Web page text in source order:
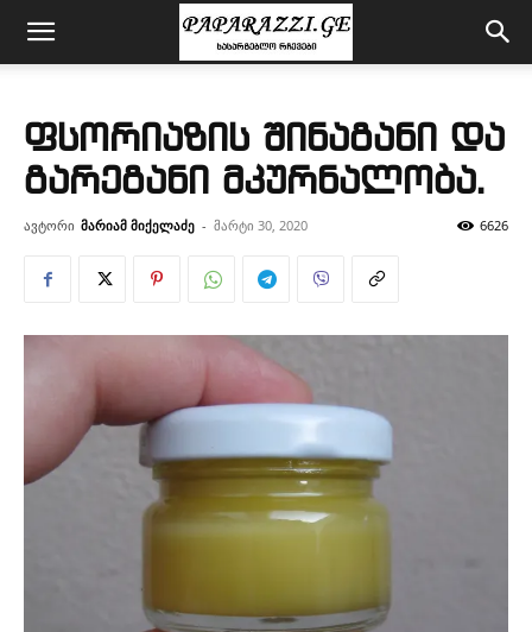
ფსორიაზის შინაგანი და
გარეგანი მკურნალობა.
ავტორი მარიამ მიქელაძე - მარტი 30, 2020 6626